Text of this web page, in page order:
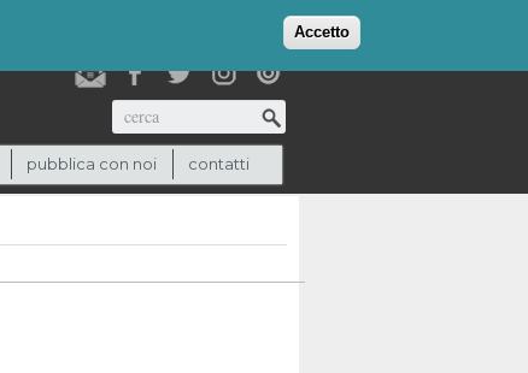
Accetto
(0)
Cerca
pubblica con noi contatti